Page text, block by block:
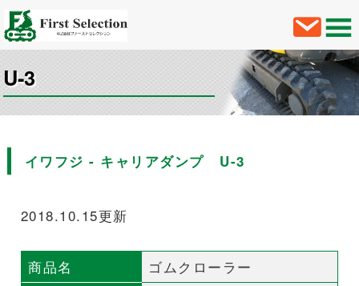
U-3
イワフジ - キャリアダンプ U-3
2018.10.15更新
商品名
ゴムクローラー